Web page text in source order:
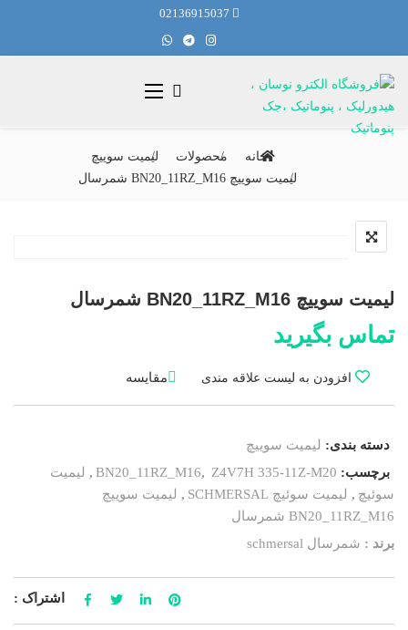
02136915037
خانه محصولات
لیمیت سوییچ
لیمیت سوییچ BN20_11RZ_M16 شمرسال
لیمیت سوییچ BN20_11RZ_M16 شمرسال
تماس بگیرید
افزودن به لیست علاقه مندی مقایسه
دسته بندی: لیمیت سوییچ
برچسب:
BN20_11RZ_M16, Z4V7H 335-11Z-M20
, لیمیت
سوئیچ , لیمیت سوئیچ SCHMERSAL , لیمیت سوییچ
BN20_11RZ_M16 شمرسال
برند : شمرسال schmersal
اشتراک :